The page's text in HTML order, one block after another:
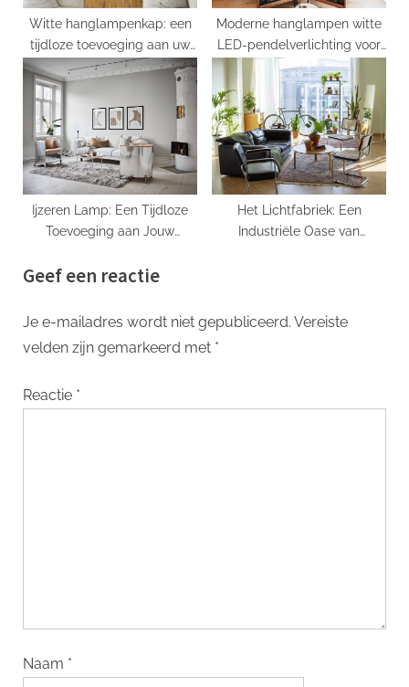
Witte hanglampenkap: een
tijdloze toevoeging aan uw
interieur
Moderne hanglampen witte
LED-pendelverlichting voor
eigentijdse woon- en
eetkamer keukeneiland
Ijzeren Lamp: Een Tijdloze
Toevoeging aan Jouw
Het Lichtfabriek: Een
Industriële Oase van
Geef een reactie
Je e-mailadres wordt niet gepubliceerd. Vereiste
velden zijn gemarkeerd met *
Reactie *
Naam *